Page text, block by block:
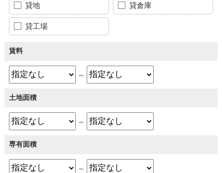
貸地 貸倉庫
貸工場
賃料
～
土地面積
～
専有面積
～